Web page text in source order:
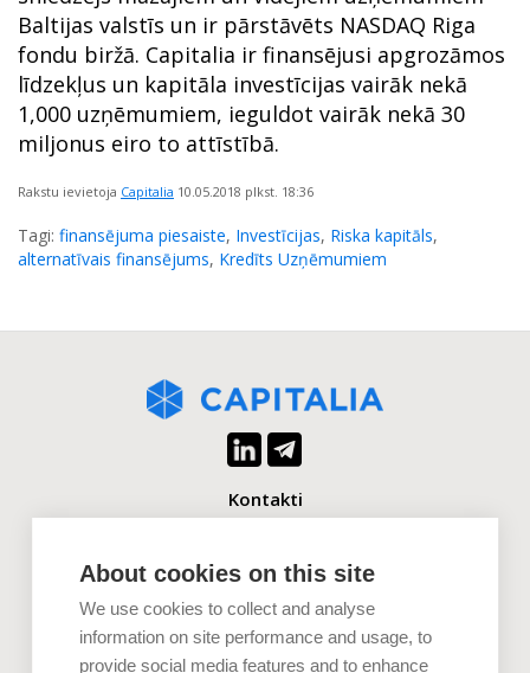
About cookies on this site
We use cookies to collect and analyse
information on site performance and usage, to
provide social media features and to enhance
Baltijas valstīs un ir pārstāvēts NASDAQ Riga
fondu biržā. Capitalia ir finansējusi apgrozāmos
līdzekļus un kapitāla investīcijas vairāk nekā
1,000 uzņēmumiem, ieguldot vairāk nekā 30
miljonus eiro to attīstībā.
Rakstu ievietoja Capitalia 10.05.2018 plkst. 18:36
Tagi: finansējuma piesaiste, Investīcijas, Riska kapitāls,
alternatīvais finansējums, Kredīts Uzņēmumiem
Kontakti
+371 2880 0880
Uzņēmumiem